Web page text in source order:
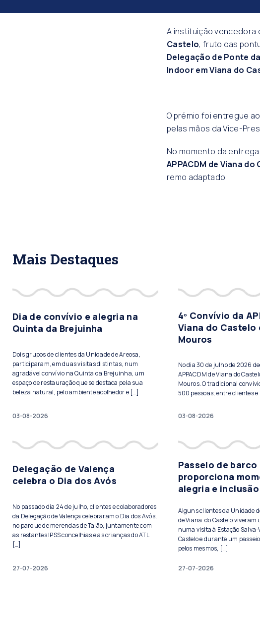
A instituição vencedora
Castelo, fruto das
Delegação de Ponte
Indoor em Viana do
O prémio foi entregue
pelas mãos da Vice-
No momento da
APPACDM de Viana do
remo adaptado.
Mais Destaques
Dia de convívio e alegria na
Quinta da Brejuinha
Dois grupos de clientes da Unidade de Areosa,
participaram, em duas visitas distintas, num
agradável convívio na Quinta da Brejuinha, um
espaço de restauração que se destaca pela sua
beleza natural, pelo ambiente acolhedor e […]
03-08-2026
4º Convívio da
Viana do Castelo
Mouros
No dia 30 de julho de 2026
APPACDM de Viana do
Mouros. O tradicional
500 pessoas, entre clientes e
03-08-2026
Delegação de Valença
celebra o Dia dos Avós
No passado dia 24 de julho, clientes e colaboradores
da Delegação de Valença celebraram o Dia dos Avós,
no parque de merendas de Taião, juntamente com
as restantes IPSS concelhias e as crianças do ATL
[…]
27-07-2026
Passeio de barco
proporciona
alegria e inclusão
Alguns clientes da Unidade
de Viana do Castelo viveram
numa visita à Estação Salva-
Castelo e durante um
pelos mesmos, […]
27-07-2026